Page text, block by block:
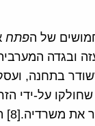
של הפתח
ובגדה
בתחנה,
על-ידי